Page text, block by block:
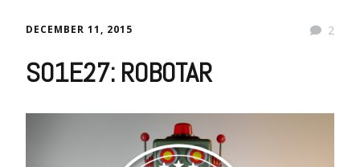
2
DECEMBER 11, 2015
S01E27: ROBOTAR